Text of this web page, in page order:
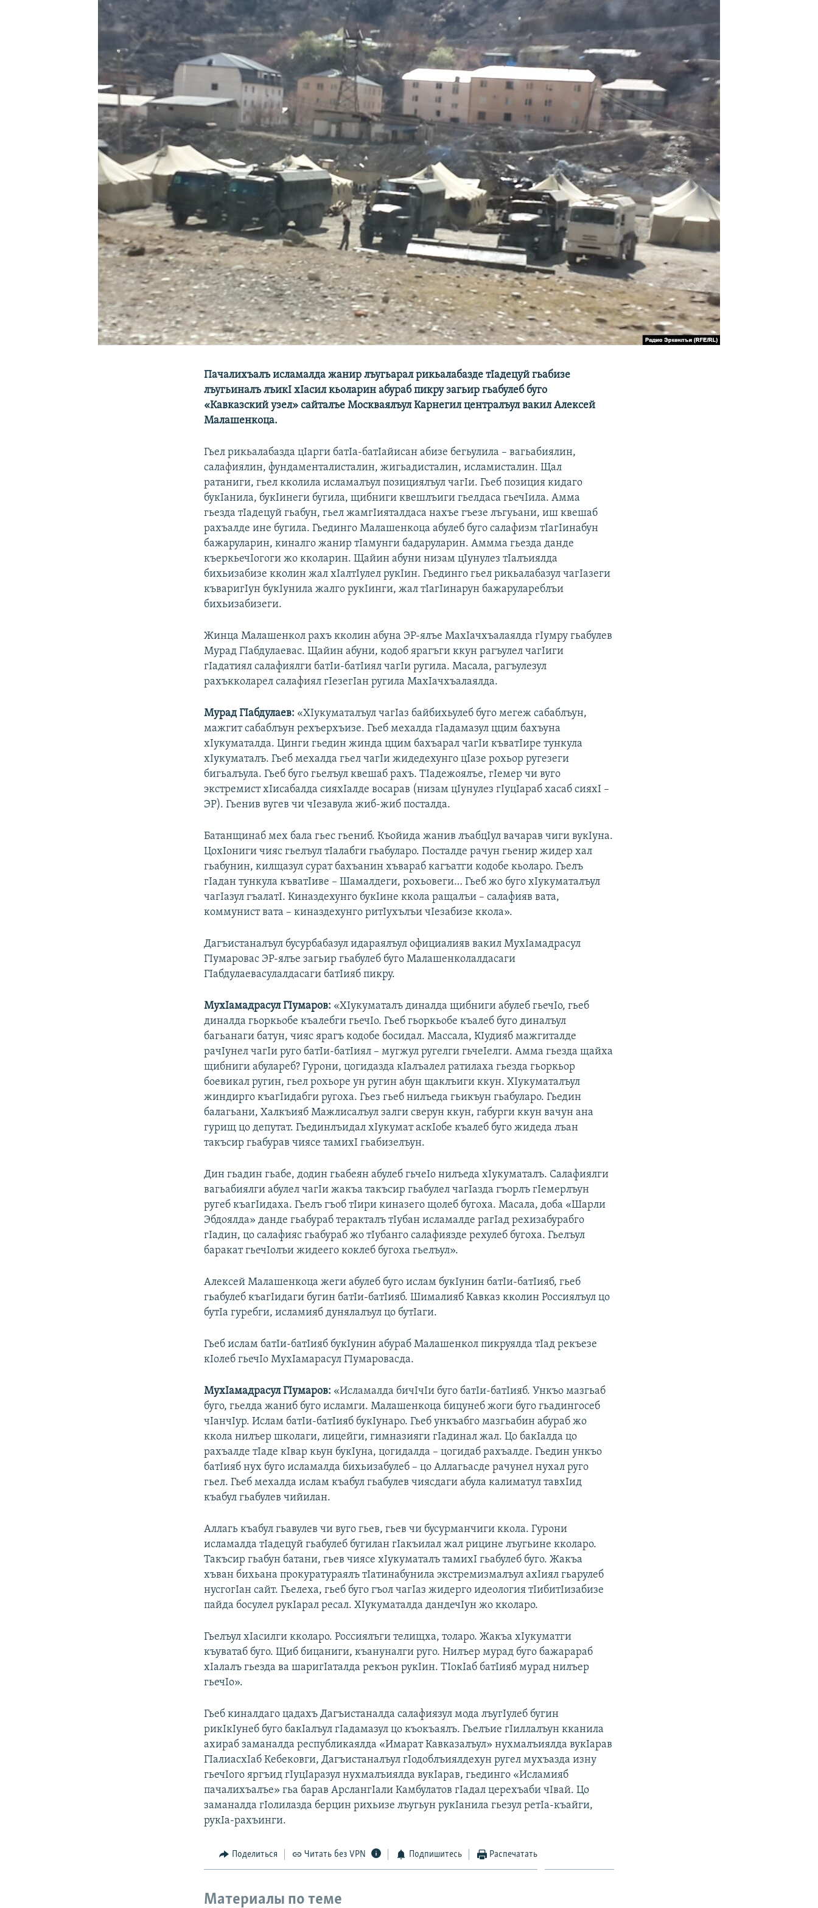
ПОДПИШИТЕСЬ НА РАССЫЛКУ
Пачалихъалъ исламалда жанир лъугьарал рикьалабазде тIадецуй гьабизе
лъугьиналъ лъикI хIасил кьоларин абураб пикру загьир гьабулеб буго
«Кавказский узел» сайталъе Москваялъул Карнегил централъул вакил Алексей
Малашенкоца.
Гьел рикьалабазда цIарги батIа-батIайисан абизе бегьулила – вагьабиялин,
салафиялин, фундаменталисталин, жигьадисталин, исламисталин. Щал
ратаниги, гьел кколила исламалъул позициялъул чагIи. Гьеб позиция кидаго
букIанила, букIинеги бугила, щибниги квешлъиги гьелдаса гьечIила. Амма
гьезда тIадецуй гьабун, гьел жамгIияталдаса нахъе гъезе лъгуьани, иш квешаб
рахъалде ине бугила. Гьединго Малашенкоца абулеб буго салафизм тIагIинабун
бажаруларин, киналго жанир тIамунги бадаруларин. Аммма гьезда данде
къеркьечIогоги жо кколарин. Щайин абуни низам цIунулез тIалъиялда
бихьизабизе кколин жал хIалтIулел рукIин. Гьединго гьел рикьалабазул чагIазеги
къваригIун букIунила жалго рукIинги, жал тIагIинарун бажарулареблъи
бихьизабизеги.
Жинца Малашенкол рахъ кколин абуна ЭР-ялъе МахIачхъалаялда гIумру гьабулев
Мурад ГIабдулаевас. Щайин абуни, кодоб ярагъги ккун рагъулел чагIиги
гIадатиял салафиялги батIи-батIиял чагIи ругила. Масала, рагъулезул
рахъкколарел салафиял гIезегIан ругила МахIачхъалаялда.
Мурад ГIабдулаев: «ХIукуматалъул чагIаз байбихьулеб буго мегеж сабаблъун,
мажгит сабаблъун рехъерхъизе. Гьеб мехалда гIадамазул ццим бахъуна
хIукуматалда. Цинги гьедин жинда ццим бахъарал чагIи къватIире тункула
хIукуматалъ. Гьеб мехалда гьел чагIи жидедехунго цIазе рохьор ругезеги
бигьалъула. Гьеб буго гьелъул квешаб рахъ. ТIадежоялъе, гIемер чи вуго
экстремист хIисабалда сияхIалде восарав (низам цIунулез гIуцIараб хасаб сияхI –
ЭР). Гьенив вугев чи чIезавула жиб-жиб посталда.
Батанщинаб мех бала гьес гьениб. Къойида жанив лъабцIул вачарав чиги вукIуна.
ЦохIониги чияс гьелъул тIалабги гьабуларо. Посталде рачун гьенир жидер хал
гьабунин, килщазул сурат бахъанин хъвараб кагъатги кодобе кьоларо. Гьелъ
гIадан тункула къватIиве – Шамалдеги, рохьовеги… Гьеб жо буго хIукуматалъул
чагIазул гъалатI. Киназдехунго букIине ккола ращалъи – салафияв вата,
коммунист вата – киназдехунго ритIухълъи чIезабизе ккола».
Дагъистаналъул бусурбабазул идараялъул официалияв вакил МухIамадрасул
ГIумаровас ЭР-ялъе загьир гьабулеб буго Малашенколалдасаги
ГIабдулаевасулалдасаги батIияб пикру.
МухIамадрасул ГIумаров: «ХIукуматалъ диналда щибниги абулеб гьечIо, гьеб
диналда гьоркьобе къалебги гьечIо. Гьеб гьоркьобе къалеб буго диналъул
багьанаги батун, чияс ярагъ кодобе босидал. Массала, КIудияб мажгиталде
рачIунел чагIи руго батIи-батIиял – мугжул ругелги гьчеIелги. Амма гьезда щайха
щибниги абулареб? Гурони, цогидазда кIалъалел ратилаха гьезда гьоркьор
боевикал ругин, гьел рохьоре ун ругин абун щаклъиги ккун. ХIукуматалъул
жиндирго къагIидабги ругоха. Гьез гьеб нилъеда гьикъун гьабуларо. Гьедин
балагьани, Халкъияб Мажлисалъул залги сверун ккун, габурги ккун вачун ана
гурищ цо депутат. Гьединлъидал хIукумат аскIобе къалеб буго жидеда лъан
такъсир гьабурав чиясе тамихI гьабизелъун.
Дин гьадин гьабе, додин гьабеян абулеб гьчеIо нилъеда хIукуматалъ. Салафиялги
вагьабиялги абулел чагIи жакъа такъсир гьабулел чагIазда гъорлъ гIемерлъун
ругеб къагIидаха. Гьелъ гъоб тIири киназего щолеб бугоха. Масала, доба «Шарли
Эбдоялда» данде гьабураб теракталъ тIубан исламалде рагIад рехизабурабго
гIадин, цо салафияс гьабураб жо тIубанго салафиязде рехулеб бугоха. Гьелъул
баракат гьечIолъи жидеего коклеб бугоха гьелъул».
Алексей Малашенкоца жеги абулеб буго ислам букIунин батIи-батIияб, гьеб
гьабулеб къагIидаги бугин батIи-батIияб. Шималияб Кавказ кколин Россиялъул цо
бутIа гуребги, исламияб дунялалъул цо бутIаги.
Гьеб ислам батIи-батIияб букIунин абураб Малашенкол пикруялда тIад рекъезе
кIолеб гьечIо МухIамарасул ГIумаровасда.
МухIамадрасул ГIумаров: «Исламалда бичIчIи буго батIи-батIияб. Ункъо мазгьаб
буго, гьелда жаниб буго исламги. Малашенкоца бицунеб жоги буго гьадингосеб
чIанчIур. Ислам батIи-батIияб букIунаро. Гьеб ункъабго мазгьабин абураб жо
ккола нилъер школаги, лицейги, гимназияги гIадинал жал. Цо бакIалда цо
рахъалде тIаде кIвар кьун букIуна, цогидалда – цогидаб рахъалде. Гьедин ункъо
батIияб нух буго исламалда бихьизабулеб – цо Аллагьасде рачунел нухал руго
гьел. Гьеб мехалда ислам къабул гьабулев чиясдаги абула калиматул тавхIид
къабул гьабулев чийилан.
Аллагь къабул гьавулев чи вуго гьев, гьев чи бусурманчиги ккола. Гурони
исламалда тIадецуй гьабулеб бугилан гIакъилал жал рицине лъугьине кколаро.
Такъсир гьабун батани, гьев чиясе хIукуматалъ тамихI гьабулеб буго. Жакъа
хъван бихьана прокуратураялъ тIатинабунила экстремизмалъул ахIиял гьарулеб
нусгогIан сайт. Гьелеха, гьеб буго гъол чагIаз жидерго идеология тIибитIизабизе
пайда босулел рукIарал ресал. ХIукуматалда дандечIун жо кколаро.
Гьелъул хIасилги кколаро. Россиялъги телищха, толаро. Жакъа хIукуматги
къуватаб буго. Щиб бицаниги, къануналги руго. Нилъер мурад буго бажарараб
хIалалъ гьезда ва шаригIаталда рекъон рукIин. ТIокIаб батIияб мурад нилъер
гьечIо».
Гьеб киналдаго цадахъ Дагъистаналда салафиязул мода лъугIулеб бугин
рикIкIунеб буго бакIалъул гIадамазул цо къокъаялъ. Гьелъие гIиллалъун кканила
ахираб заманалда республикаялда «Имарат Кавказалъул» нухмалъиялда вукIарав
ГIалиасхIаб Кебековги, Дагъистаналъул гIодоблъиялдехун ругел мухъазда изну
гьечIого яргъид гIуцIаразул нухмалъиялда вукIарав, гьединго «Исламияб
пачалихъалъе» гьа барав АрслангIали Камбулатов гIадал церехъаби чIвай. Цо
заманалда гIолилазда берцин рихьизе лъугьун рукIанила гьезул ретIа-къайги,
рукIа-рахъинги.
Поделиться Читать без VPN Подпишитесь Распечатать
Материалы по теме